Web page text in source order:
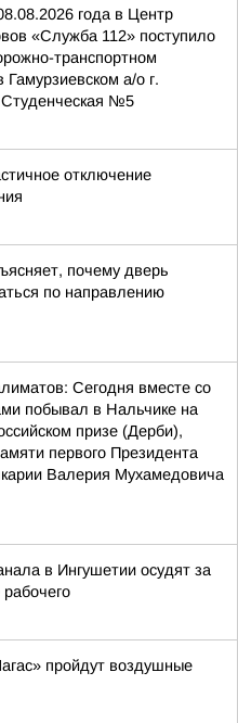
года в Центр
«Служба 112» поступило
транспортном
Гамурзиевском а/о г.
№5
отключение
почему дверь
по направлению
Сегодня вместе со
побывал в Нальчике на
призе (Дерби),
первого Президента
Валерия Мухамедовича
в Ингушетии осудят за
пройдут воздушные